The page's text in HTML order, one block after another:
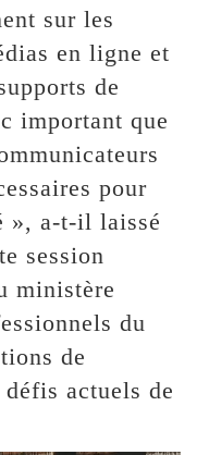
sur les
en ligne et
de
important que
pour
», a-t-il laissé
session
ministère
du
de
actuels de